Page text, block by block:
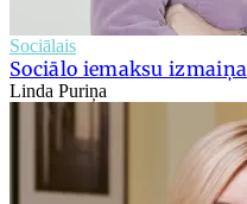
Sociālais
Sociālo iemaksu
Linda Puriņa